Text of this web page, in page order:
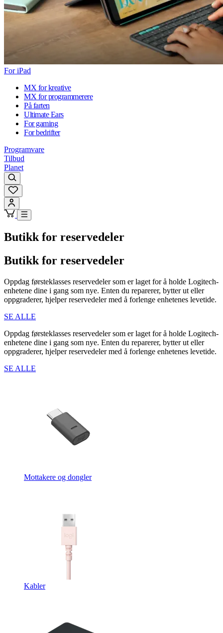
For iPad
MX for kreative
MX for programmerere
På farten
Ultimate Ears
For gaming
For bedrifter
Programvare
Tilbud
Planet
Butikk for reservedeler
Butikk for reservedeler
Oppdag førsteklasses reservedeler som er laget for å holde Logitech-
enhetene dine i gang som nye. Enten du reparerer, bytter ut eller
oppgraderer, hjelper reservedeler med å forlenge enhetenes levetide.
SE ALLE
Oppdag førsteklasses reservedeler som er laget for å holde Logitech-
enhetene dine i gang som nye. Enten du reparerer, bytter ut eller
oppgraderer, hjelper reservedeler med å forlenge enhetenes levetide.
SE ALLE
Mottakere og dongler
Kabler